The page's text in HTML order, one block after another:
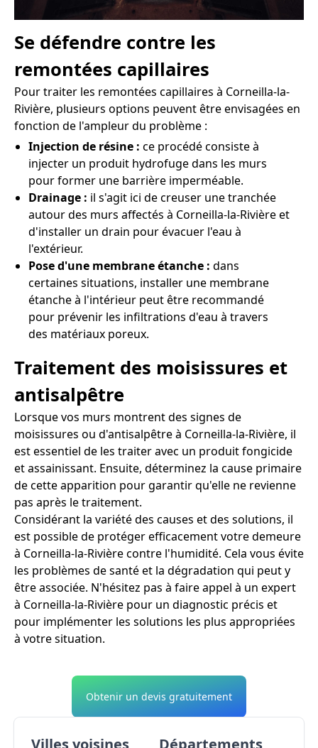
Se défendre contre les
remontées capillaires
Pour traiter les remontées capillaires à Corneilla-la-
Rivière, plusieurs options peuvent être envisagées en
fonction de l'ampleur du problème :
Injection de résine : ce procédé consiste à
injecter un produit hydrofuge dans les murs
pour former une barrière imperméable.
Drainage : il s'agit ici de creuser une tranchée
autour des murs affectés à Corneilla-la-Rivière et
d'installer un drain pour évacuer l'eau à
l'extérieur.
Pose d'une membrane étanche : dans
certaines situations, installer une membrane
étanche à l'intérieur peut être recommandé
pour prévenir les infiltrations d'eau à travers
des matériaux poreux.
Traitement des moisissures et
antisalpêtre
Lorsque vos murs montrent des signes de
moisissures ou d'antisalpêtre à Corneilla-la-Rivière, il
est essentiel de les traiter avec un produit fongicide
et assainissant. Ensuite, déterminez la cause primaire
de cette apparition pour garantir qu'elle ne revienne
pas après le traitement.
Considérant la variété des causes et des solutions, il
est possible de protéger efficacement votre demeure
à Corneilla-la-Rivière contre l'humidité. Cela vous évite
les problèmes de santé et la dégradation qui peut y
être associée. N'hésitez pas à faire appel à un expert
à Corneilla-la-Rivière pour un diagnostic précis et
pour implémenter les solutions les plus appropriées
à votre situation.
Obtenir un devis gratuitement